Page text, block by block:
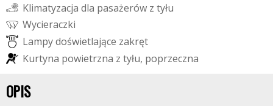
Klimatyzacja dla pasażerów z tyłu
Wycieraczki
Lampydoświetlające zakręt
Kurtyna powietrzna z tyłu, poprzeczna
OPIS